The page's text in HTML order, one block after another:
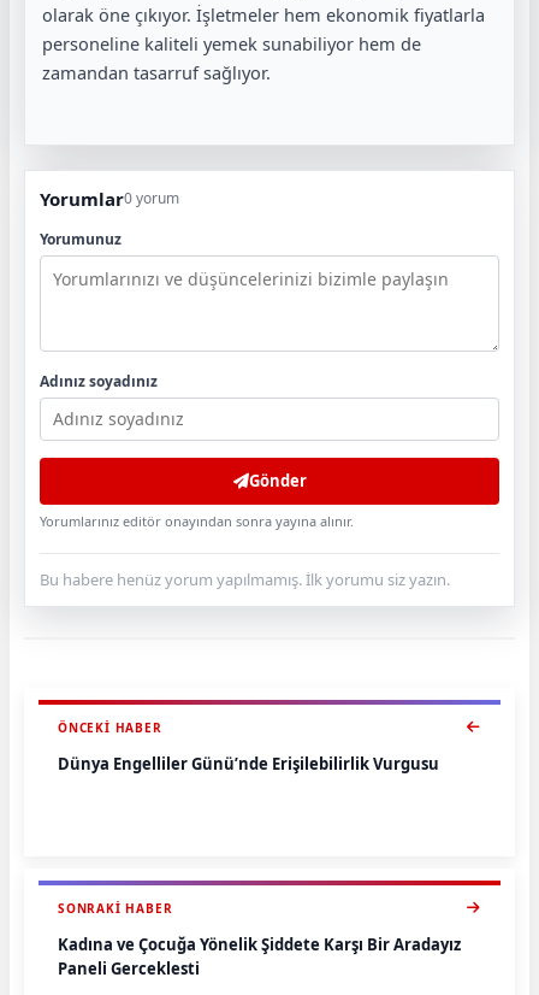
olarak öne çıkıyor. İşletmeler hem ekonomik fiyatlarla
personeline kaliteli yemek sunabiliyor hem de
zamandan tasarruf sağlıyor.
Yorumlar0 yorum
Yorumunuz
Adınız soyadınız
Gönder
Yorumlarınız editör onayından sonra yayına alınır.
Bu habere henüz yorum yapılmamış. İlk yorumu siz yazın.
ÖNCEKI HABER
Dünya Engelliler Günü’nde Erişilebilirlik Vurgusu
SONRAKI HABER
Kadına ve Çocuğa Yönelik Şiddete Karşı Bir Aradayız
Paneli Gerçekleşti